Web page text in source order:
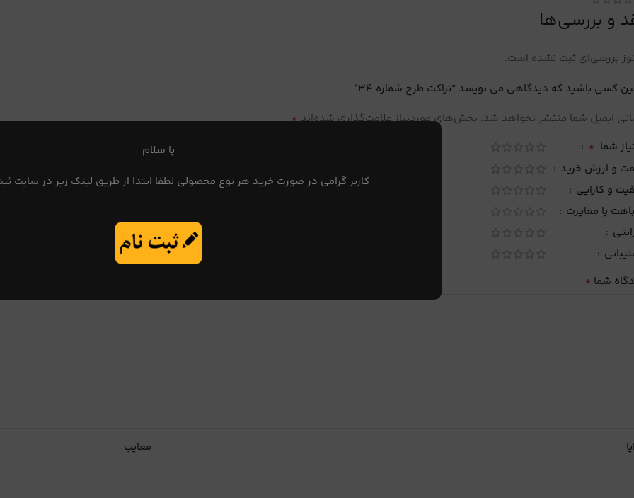
با سلام
کاربر گرامی در صورت خرید هر نوع محصولی لطفا ابتدا از طریق لینک زیر در سایت
و بررسی‌ها
بررسی‌ای ثبت نشده است.
کسی باشید که دیدگاهی می نویسد “تراکت طرح شماره 34”
ایمیل شما منتشر نخواهد شد. بخش‌های موردنیاز علامت‌گذاری شده‌اند*
شما *
و ارزش خرید
و کارایی
یا مغایرت
شما *
معایب